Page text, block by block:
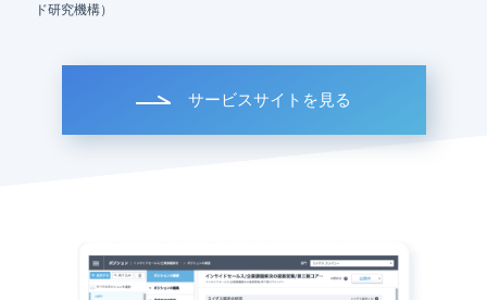
ド研究機構）
サービスサイトを見る